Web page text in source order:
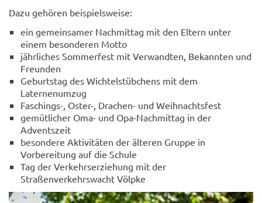
Dazu gehören beispielsweise:
ein gemeinsamer Nachmittag mit den Eltern unter
einem besonderen Motto
jährliches Sommerfest mit Verwandten, Bekannten und
Freunden
Geburtstag des Wichtelstübchens mit dem
Laternenumzug
Faschings-, Oster-, Drachen- und Weihnachtsfest
gemütlicher Oma- und Opa-Nachmittag in der
Adventszeit
besondere Aktivitäten der älteren Gruppe in
Vorbereitung auf die Schule
Tag der Verkehrserziehung mit der
Straßenverkehrswacht Völpke